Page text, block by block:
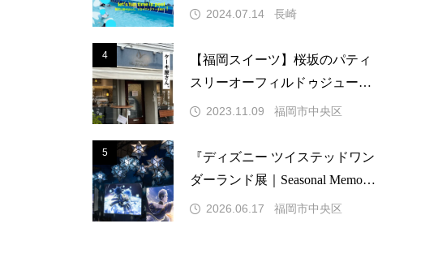
プラン2024.07.14 長崎
4
【福岡スイーツ】桜坂のパティ
スリーオーフィルドゥジュール
の美的ケーキ
2023.11.09 福岡市中央区
5
『ディズニー ツイステッドワン
ダーランド展｜Seasonal Memorie
s』がBOSS E・ZO FUKUOKA
2026.06.17 福岡市中央区